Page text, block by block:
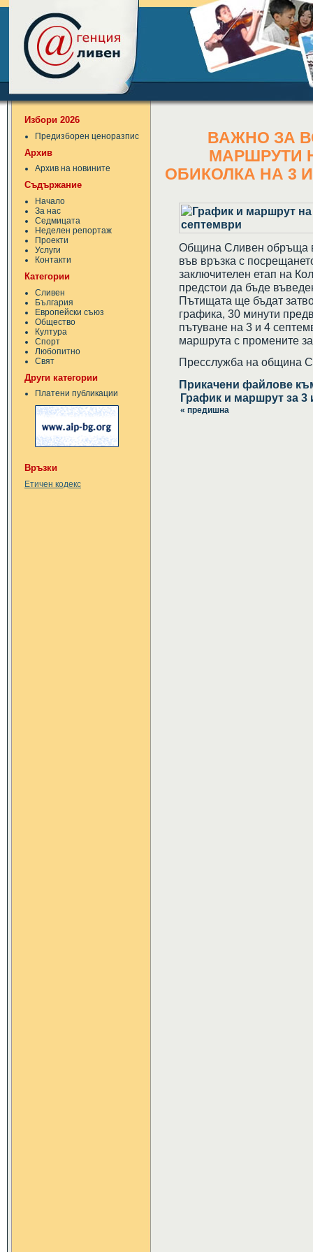
Избори 2026
Предизборен ценоразпис
Архив
Архив на новините
Съдържание
Начало
За нас
Седмицата
Неделен репортаж
Проекти
Услуги
Контакти
Категории
Сливен
България
Европейски съюз
Общество
Култура
Спорт
Любопитно
Свят
Други категории
Платени публикации
Връзки
Етичен кодекс
ВАЖНО ЗА
МАРШРУТИ
ОБИКОЛКА НА 3
Община Сливен обръща
във връзка с
заключителен етап на
предстои да бъде
Пътищата ще бъдат
графика, 30 минути
пътуване на 3 и 4
маршрута с промените
Пресслужба на община
Прикачени файлове
График и маршрут за 3
« предишна